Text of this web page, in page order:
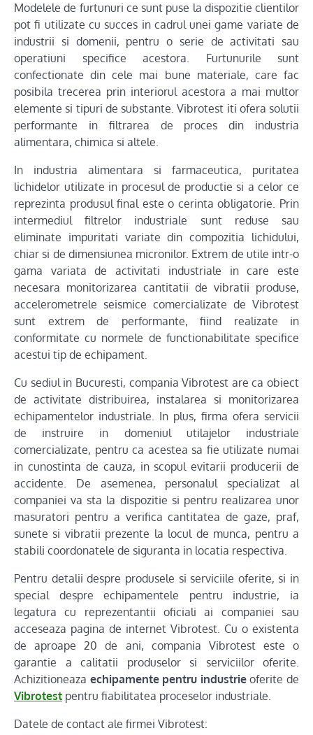
Modelele de furtunuri ce sunt puse la dispozitie clientilor
pot fi utilizate cu succes in cadrul unei game variate de
industrii si domenii, pentru o serie de activitati sau
operatiuni specifice acestora. Furtunurile sunt
confectionate din cele mai bune materiale, care fac
posibila trecerea prin interiorul acestora a mai multor
elemente si tipuri de substante. Vibrotest iti ofera solutii
performante in filtrarea de proces din industria
alimentara, chimica si altele.
In industria alimentara si farmaceutica, puritatea
lichidelor utilizate in procesul de productie si a celor ce
reprezinta produsul final este o cerinta obligatorie. Prin
intermediul filtrelor industriale sunt reduse sau
eliminate impuritati variate din compozitia lichidului,
chiar si de dimensiunea micronilor. Extrem de utile intr-o
gama variata de activitati industriale in care este
necesara monitorizarea cantitatii de vibratii produse,
accelerometrele seismice comercializate de Vibrotest
sunt extrem de performante, fiind realizate in
conformitate cu normele de functionabilitate specifice
acestui tip de echipament.
Cu sediul in Bucuresti, compania Vibrotest are ca obiect
de activitate distribuirea, instalarea si monitorizarea
echipamentelor industriale. In plus, firma ofera servicii
de instruire in domeniul utilajelor industriale
comercializate, pentru ca acestea sa fie utilizate numai
in cunostinta de cauza, in scopul evitarii producerii de
accidente. De asemenea, personalul specializat al
companiei va sta la dispozitie si pentru realizarea unor
masuratori pentru a verifica cantitatea de gaze, praf,
sunete si vibratii prezente la locul de munca, pentru a
stabili coordonatele de siguranta in locatia respectiva.
Pentru detalii despre produsele si serviciile oferite, si in
special despre echipamentele pentru industrie, ia
legatura cu reprezentantii oficiali ai companiei sau
acceseaza pagina de internet Vibrotest. Cu o existenta
de aproape 20 de ani, compania Vibrotest este o
garantie a calitatii produselor si serviciilor oferite.
Achizitioneaza echipamente pentru industrieoferite de
Vibrotest pentru fiabilitatea proceselor industriale.
Datele de contact ale firmei Vibrotest: